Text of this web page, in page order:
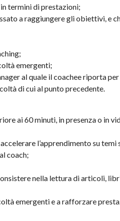
termini di prestazioni;
a raggiungere gli obiettivi, e
emergenti;
al quale il coachee riporta
di cui al punto precedente.
ai 60 minuti, in presenza o in
l’apprendimento su
coach;
nella lettura di articoli,
emergenti e a rafforzare